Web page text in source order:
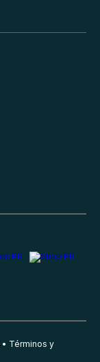
Términos y